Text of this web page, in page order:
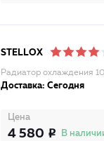
STELLOX
Радиатор охлаждения
Доставка: Сегодня
Цена
4 580 В